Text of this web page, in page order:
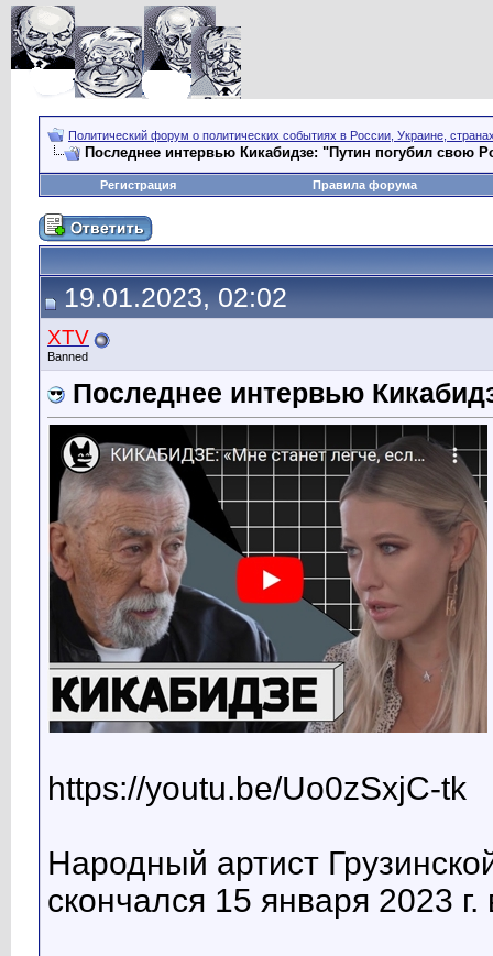
Политический форум о политических событиях в России, Украине,
Последнее интервью Кикабидзе: "Путин погубил свою
Регистрация Правила форума
19.01.2023, 02:02
XTV
Banned
Последнее интервью
https://youtu.be/Uo0zSxjC-tk
Народный артист
скончался 15 января 2023 г.